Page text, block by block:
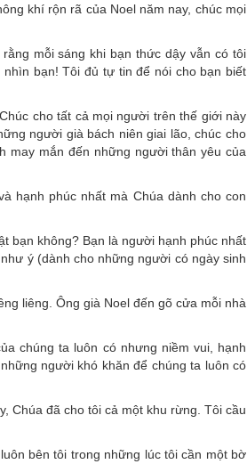
khí rộn rã của Noel năm nay, chúc mọi
mỗi sáng khi bạn thức dậy vẫn có tôi
bạn! Tôi đủ tự tin để nói cho bạn biết
cho tất cả mọi người trên thế giới này
người già bách niên giai lão, chúc cho
may mắn đến những người thân yêu của
hạnh phúc nhất mà Chúa dành cho con
bạn không? Bạn là người hạnh phúc nhất
ý (dành cho những người có ngày sinh
liêng. Ông già Noel đến gõ cửa mỗi nhà
chúng ta luôn có nhưng niềm vui, hạnh
người khó khăn để chúng ta luôn có
Chúa đã cho tôi cả một khu rừng. Tôi cầu
bên tôi trong những lúc tôi cần một bờ